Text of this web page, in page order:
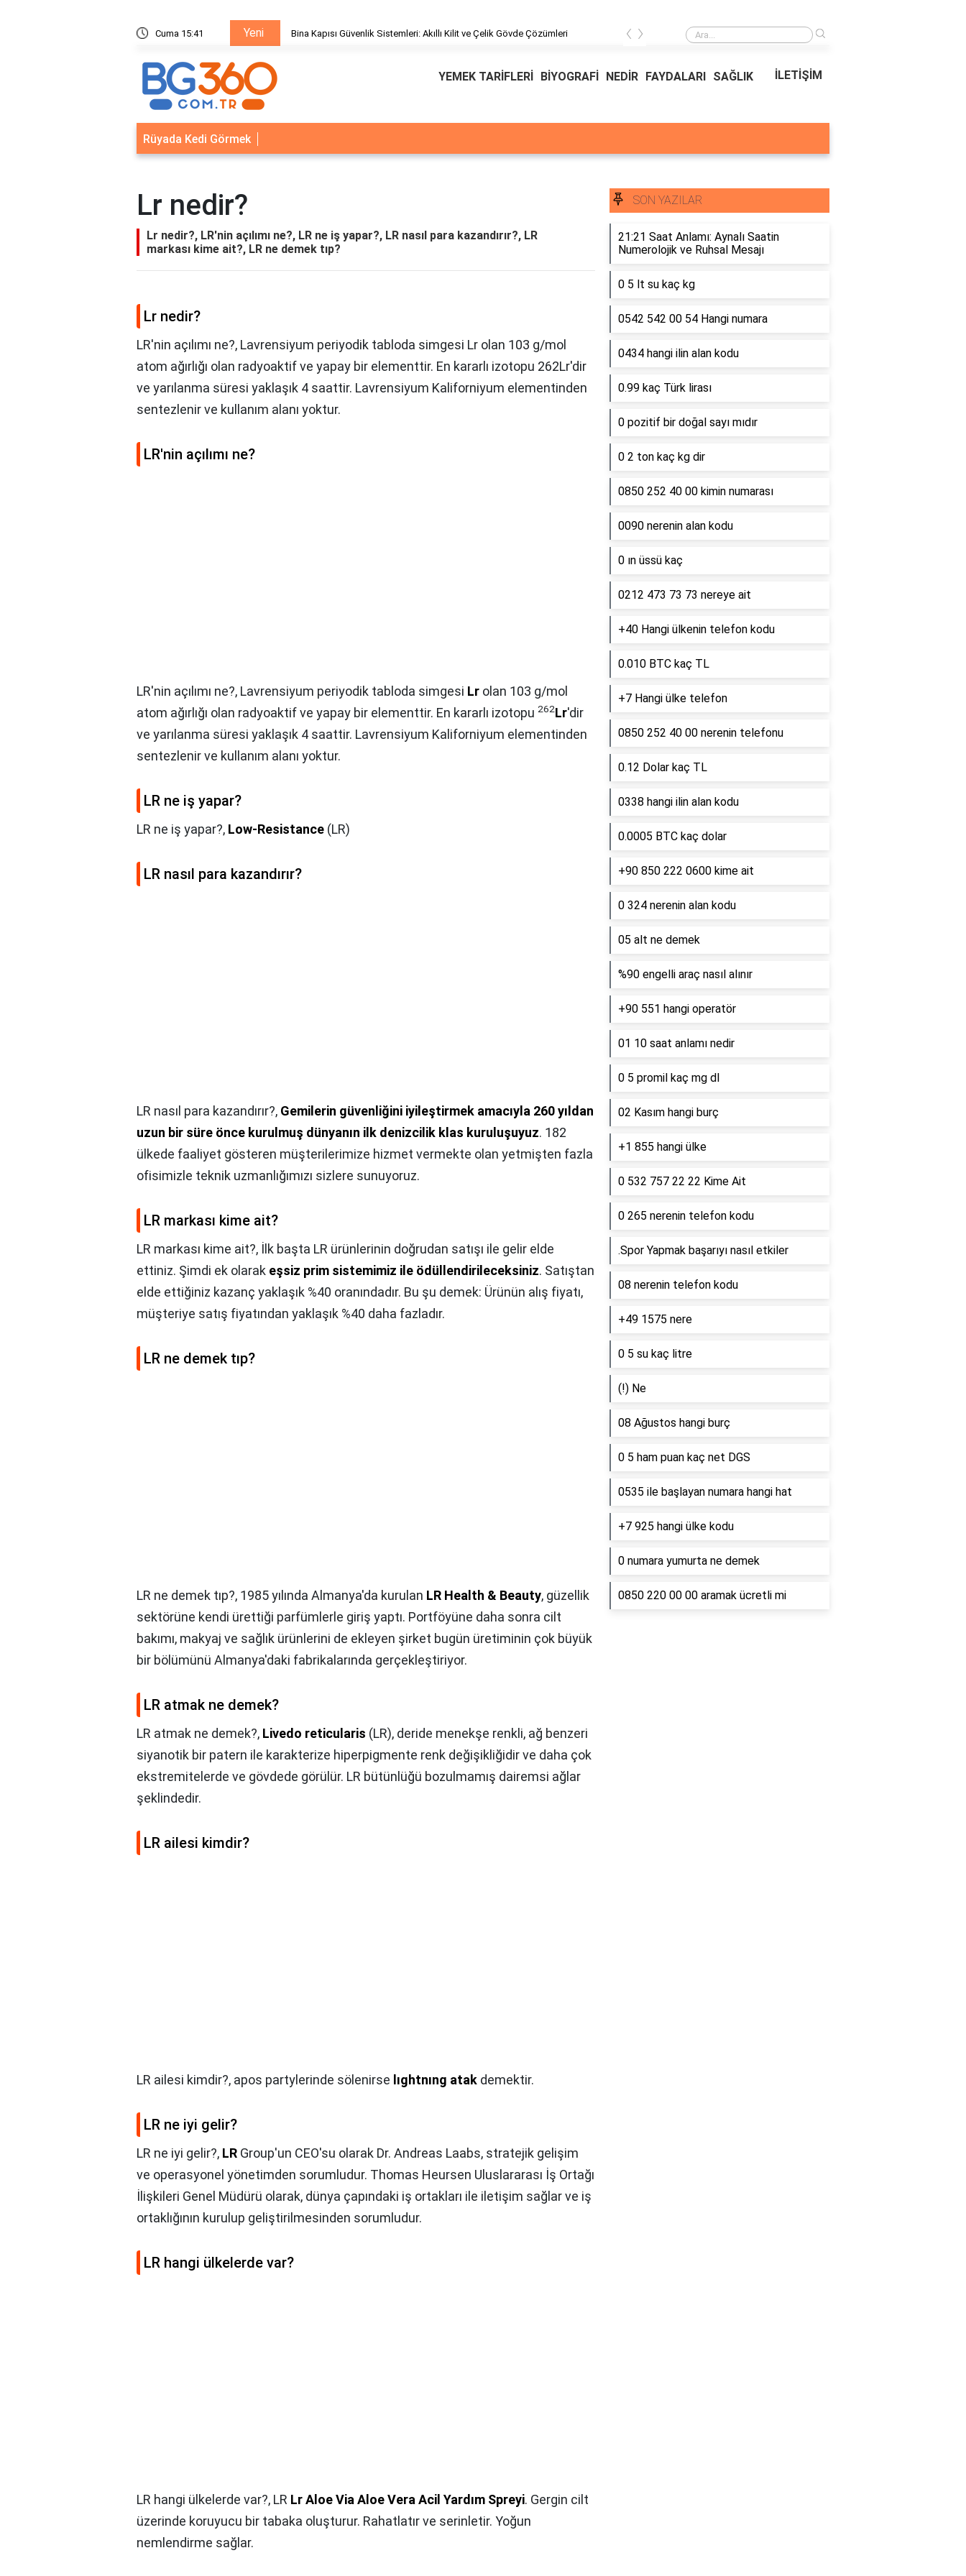
Cuma 15:41 Yeni
Sistemleri: Akıllı Kilit ve Çelik Gövde Çözümleri Bina Kapısı Güvenlik Sistemleri: Akıllı Kilit ve Çelik Gövde Çözümleri Ödeal Müşteri Hizmetleri
‹ ›
YEMEK TARİFLERİ BİYOGRAFİ NEDİR FAYDALARI SAĞLIK İLETİŞİM
Rüyada Kedi Görmek
Lr nedir?
Lr nedir?, LR'nin açılımı ne?, LR ne iş yapar?, LR nasıl para kazandırır?, LR
markası kime ait?, LR ne demek tıp?
Lr nedir?
LR'nin açılımı ne?, Lavrensiyum periyodik tabloda simgesi Lr olan 103 g/mol
atom ağırlığı olan radyoaktif ve yapay bir elementtir. En kararlı izotopu 262Lr'dir
ve yarılanma süresi yaklaşık 4 saattir. Lavrensiyum Kaliforniyum elementinden
sentezlenir ve kullanım alanı yoktur.
LR'nin açılımı ne?
LR'nin açılımı ne?, Lavrensiyum periyodik tabloda simgesi Lr olan 103 g/mol
atom ağırlığı olan radyoaktif ve yapay bir elementtir. En kararlı izotopu 262Lr'dir
ve yarılanma süresi yaklaşık 4 saattir. Lavrensiyum Kaliforniyum elementinden
sentezlenir ve kullanım alanı yoktur.
LR ne iş yapar?
LR ne iş yapar?, Low-Resistance (LR)
LR nasıl para kazandırır?
LR nasıl para kazandırır?, Gemilerin güvenliğini iyileştirmek amacıyla 260 yıldan
uzun bir süre önce kurulmuş dünyanın ilk denizcilik klas kuruluşuyuz. 182
ülkede faaliyet gösteren müşterilerimize hizmet vermekte olan yetmişten fazla
ofisimizle teknik uzmanlığımızı sizlere sunuyoruz.
LR markası kime ait?
LR markası kime ait?, İlk başta LR ürünlerinin doğrudan satışı ile gelir elde
ettiniz. Şimdi ek olarak eşsiz prim sistemimiz ile ödüllendirileceksiniz. Satıştan
elde ettiğiniz kazanç yaklaşık %40 oranındadır. Bu şu demek: Ürünün alış fiyatı,
müşteriye satış fiyatından yaklaşık %40 daha fazladır.
LR ne demek tıp?
LR ne demek tıp?, 1985 yılında Almanya'da kurulan LR Health & Beauty, güzellik
sektörüne kendi ürettiği parfümlerle giriş yaptı. Portföyüne daha sonra cilt
bakımı, makyaj ve sağlık ürünlerini de ekleyen şirket bugün üretiminin çok büyük
bir bölümünü Almanya'daki fabrikalarında gerçekleştiriyor.
LR atmak ne demek?
LR atmak ne demek?, Livedo reticularis (LR), deride menekşe renkli, ağ benzeri
siyanotik bir patern ile karakterize hiperpigmente renk değişikliğidir ve daha çok
ekstremitelerde ve gövdede görülür. LR bütünlüğü bozulmamış dairemsi ağlar
şeklindedir.
LR ailesi kimdir?
LR ailesi kimdir?, apos partylerinde sölenirse lıghtnıng atak demektir.
LR ne iyi gelir?
LR ne iyi gelir?, LR Group'un CEO'su olarak Dr. Andreas Laabs, stratejik gelişim
ve operasyonel yönetimden sorumludur. Thomas Heursen Uluslararası İş Ortağı
İlişkileri Genel Müdürü olarak, dünya çapındaki iş ortakları ile iletişim sağlar ve iş
ortaklığının kurulup geliştirilmesinden sorumludur.
LR hangi ülkelerde var?
LR hangi ülkelerde var?, LR Lr Aloe Via Aloe Vera Acil Yardım Spreyi. Gergin cilt
üzerinde koruyucu bir tabaka oluşturur. Rahatlatır ve serinletir. Yoğun
nemlendirme sağlar.
SON YAZILAR
21:21 Saat Anlamı: Aynalı Saatin
Numerolojik ve Ruhsal Mesajı
0 5 lt su kaç kg
0542 542 00 54 Hangi numara
0434 hangi ilin alan kodu
0.99 kaç Türk lirası
0 pozitif bir doğal sayı mıdır
0 2 ton kaç kg dir
0850 252 40 00 kimin numarası
0090 nerenin alan kodu
0 ın üssü kaç
0212 473 73 73 nereye ait
+40 Hangi ülkenin telefon kodu
0.010 BTC kaç TL
+7 Hangi ülke telefon
0850 252 40 00 nerenin telefonu
0.12 Dolar kaç TL
0338 hangi ilin alan kodu
0.0005 BTC kaç dolar
+90 850 222 0600 kime ait
0 324 nerenin alan kodu
05 alt ne demek
%90 engelli araç nasıl alınır
+90 551 hangi operatör
01 10 saat anlamı nedir
0 5 promil kaç mg dl
02 Kasım hangi burç
+1 855 hangi ülke
0 532 757 22 22 Kime Ait
0 265 nerenin telefon kodu
.Spor Yapmak başarıyı nasıl etkiler
08 nerenin telefon kodu
+49 1575 nere
0 5 su kaç litre
(!) Ne
08 Ağustos hangi burç
0 5 ham puan kaç net DGS
0535 ile başlayan numara hangi hat
+7 925 hangi ülke kodu
0 numara yumurta ne demek
0850 220 00 00 aramak ücretli mi